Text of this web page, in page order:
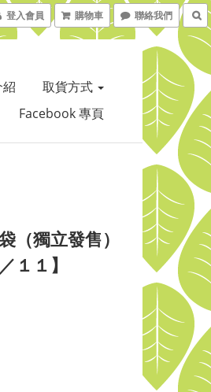
登入會員 購物車 聯絡我們
取貨方式
Facebook 專頁
（獨立發售）
１１】